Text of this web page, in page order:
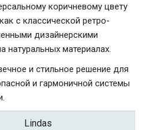
коричневому цвету
с классической ретро-
дизайнерскими
натуральных материалах.
и стильное решение для
и гармоничной системы
Lindas